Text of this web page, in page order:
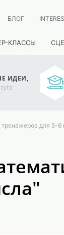
БЛОГ
КЛАССЫ
ИДЕИ,
для 5-